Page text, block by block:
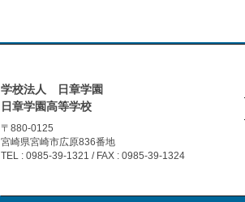
学校法人 日章学園
日章学園高等学校
〒880-0125
宮崎県宮崎市広原836番地
TEL : 0985-39-1321 / FAX : 0985-39-1324